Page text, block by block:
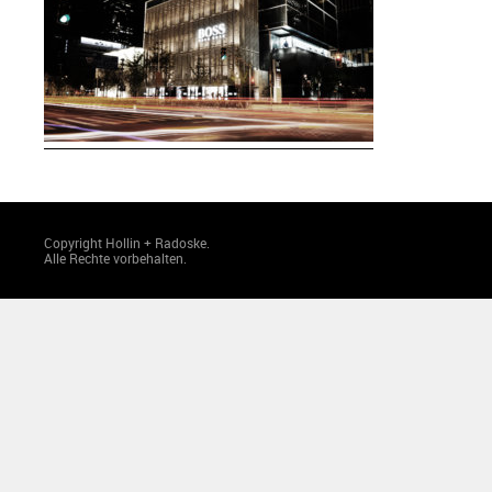
Copyright Hollin + Radoske.
Alle Rechte vorbehalten.